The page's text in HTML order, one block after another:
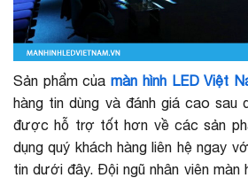
Sản phẩm củamàn hình LED Việt
hàng tin dùng và đánh giá cao sau
được hỗ trợ tốt hơn về các sản
dụng quý khách hàng liên hệ ngay
tin dưới đây. Đội ngũ nhân viên màn